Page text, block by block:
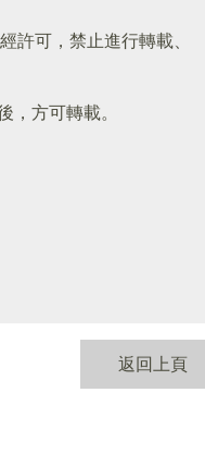
許可，禁止進行轉載、
，方可轉載。
返回上頁